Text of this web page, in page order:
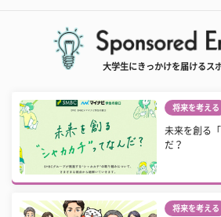
大学生にきっかけを届けるス
将来を考える
未来を創る
だ？
将来を考える